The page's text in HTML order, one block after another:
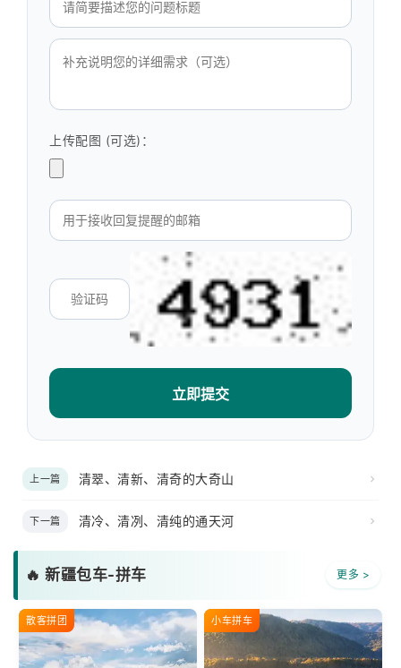
上传配图 (可选)：
立即提交
上一篇 清翠、清新、清奇的大奇山
下一篇 清冷、清冽、清纯的通天河
🔥 新疆包车-拼车 更多 >
散客拼团 小车拼车